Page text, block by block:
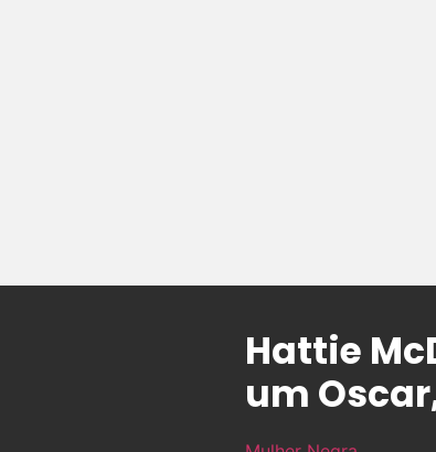
Hattie
um